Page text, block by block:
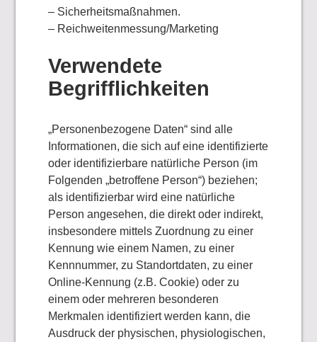
– Sicherheitsmaßnahmen.
– Reichweitenmessung/Marketing
Verwendete
Begrifflichkeiten
„Personenbezogene Daten“ sind alle
Informationen, die sich auf eine identifizierte
oder identifizierbare natürliche Person (im
Folgenden „betroffene Person“) beziehen;
als identifizierbar wird eine natürliche
Person angesehen, die direkt oder indirekt,
insbesondere mittels Zuordnung zu einer
Kennung wie einem Namen, zu einer
Kennnummer, zu Standortdaten, zu einer
Online-Kennung (z.B. Cookie) oder zu
einem oder mehreren besonderen
Merkmalen identifiziert werden kann, die
Ausdruck der physischen, physiologischen,